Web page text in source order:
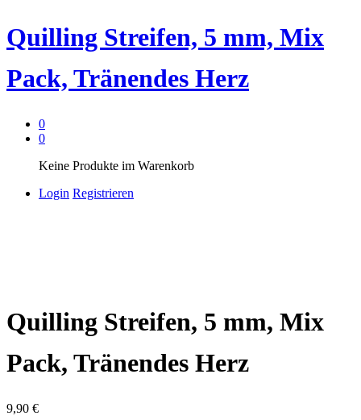
Quilling Streifen, 5 mm, Mix
Pack, Tränendes Herz
0
0
Keine Produkte im Warenkorb
Login Registrieren
Quilling Streifen, 5 mm, Mix
Pack, Tränendes Herz
9,90 €